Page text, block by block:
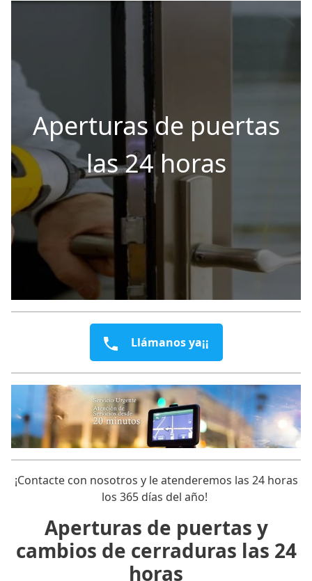
Aperturas de puertas
las 24 horas
Llámanos ya¡¡
¡Contacte con nosotros y le atenderemos las 24 horas
los 365 días del año!
Aperturas de puertas y
cambios de cerraduras las 24
horas